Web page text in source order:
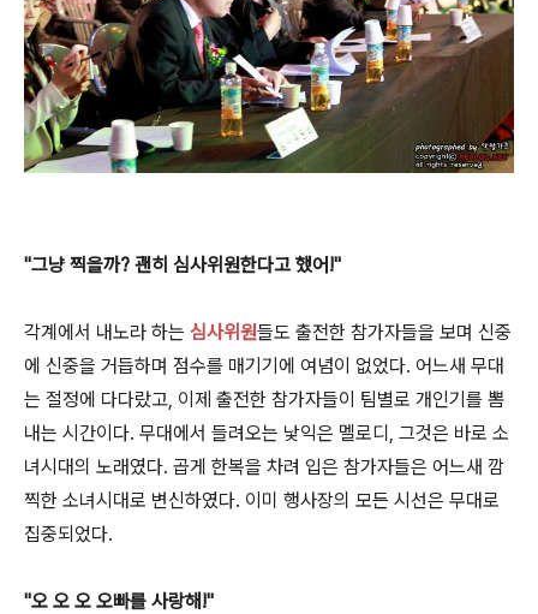
"그냥 찍을까? 괜히 심사위원한다고 했어!"
각계에서 내노라 하는 심사위원들도 출전한 참가자들을 보며 신중
에 신중을 거듭하며 점수를 매기기에 여념이 없었다. 어느새 무대
는 절정에 다다랐고, 이제 출전한 참가자들이 팀별로 개인기를 뽐
내는 시간이다. 무대에서 들려오는 낯익은 멜로디, 그것은 바로 소
녀시대의 노래였다. 곱게 한복을 차려 입은 참가자들은 어느새 깜
찍한 소녀시대로 변신하였다. 이미 행사장의 모든 시선은 무대로
집중되었다.
"오 오 오 오빠를 사랑해!"